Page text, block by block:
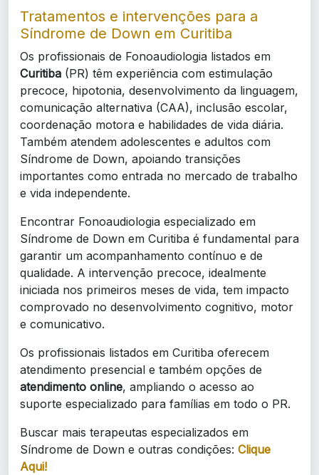
Tratamentos e intervenções para a
Síndrome de Down em Curitiba
Os profissionais de Fonoaudiologia listados em
Curitiba (PR) têm experiência com estimulação
precoce, hipotonia, desenvolvimento da linguagem,
comunicação alternativa (CAA), inclusão escolar,
coordenação motora e habilidades de vida diária.
Também atendem adolescentes e adultos com
Síndrome de Down, apoiando transições
importantes como entrada no mercado de trabalho
e vida independente.
Encontrar Fonoaudiologia especializado em
Síndrome de Down em Curitiba é fundamental para
garantir um acompanhamento contínuo e de
qualidade. A intervenção precoce, idealmente
iniciada nos primeiros meses de vida, tem impacto
comprovado no desenvolvimento cognitivo, motor
e comunicativo.
Os profissionais listados em Curitiba oferecem
atendimento presencial e também opções de
atendimento online, ampliando o acesso ao
suporte especializado para famílias em todo o PR.
Buscar mais terapeutas especializados em
Síndrome de Down e outras condições: Clique
Aqui!